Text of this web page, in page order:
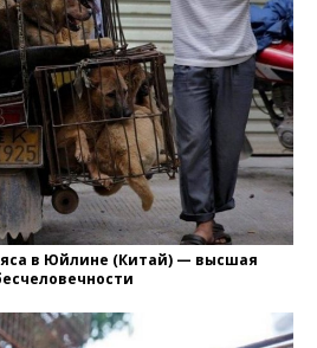
в Юйлине (Китай) — высшая